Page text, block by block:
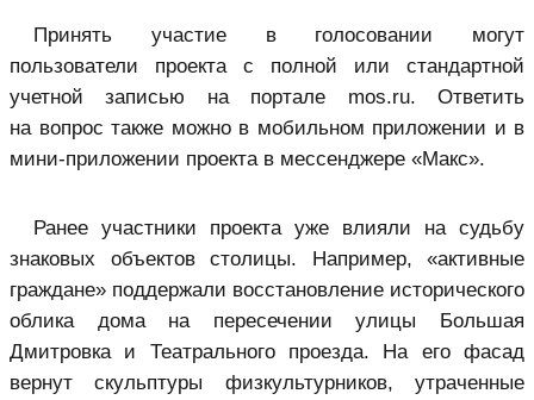
Принять участие в голосовании могут
пользователи проекта с полной или стандартной
учетной записью на портале mos.ru. Ответить
на вопрос также можно в мобильном приложении и в
мини-приложении проекта в мессенджере «Макс».
Ранее участники проекта уже влияли на судьбу
знаковых объектов столицы. Например, «активные
граждане» поддержали восстановление исторического
облика дома на пересечении улицы Большая
Дмитровка и Театрального проезда. На его фасад
вернут скульптуры физкультурников, утраченные